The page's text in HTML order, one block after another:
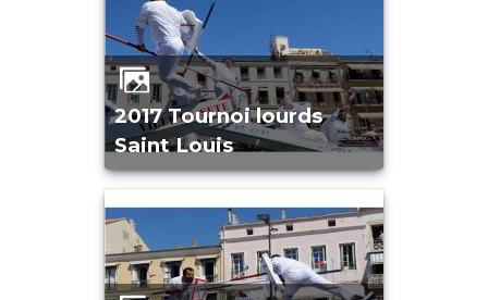
2017 Tournoi lourds
Saint Louis